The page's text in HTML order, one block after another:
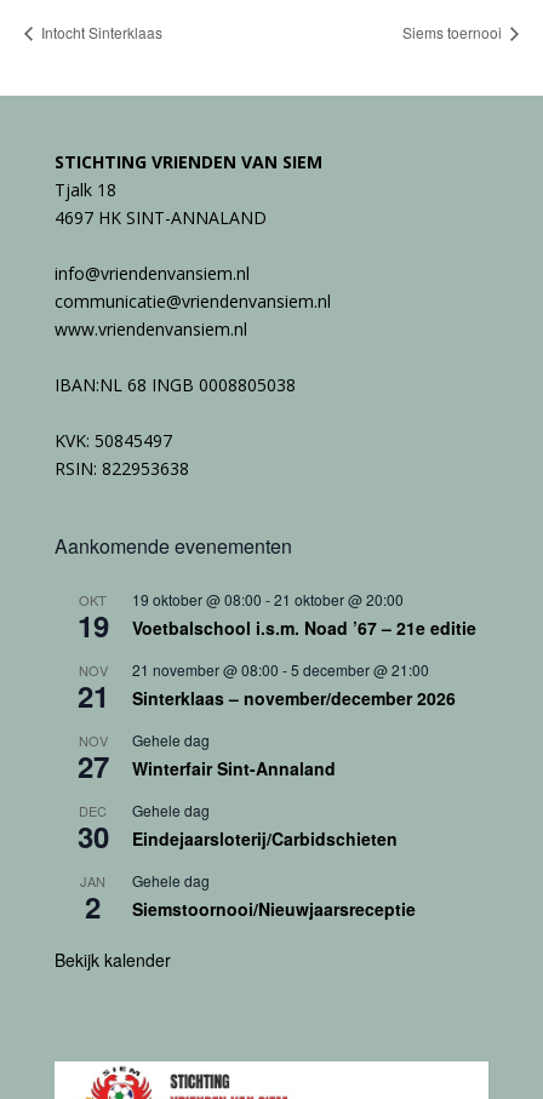
Intocht Sinterklaas Siems toernooi
STICHTING VRIENDEN VAN SIEM
Tjalk 18
4697 HK SINT-ANNALAND
info@vriendenvansiem.nl
communicatie@vriendenvansiem.nl
www.vriendenvansiem.nl
IBAN:NL 68 INGB 0008805038
KVK: 50845497
RSIN: 822953638
Aankomende evenementen
OKT
19
19 oktober @ 08:00 -21 oktober @ 20:00
Voetbalschool i.s.m. Noad ’67 – 21e editie
NOV
21
21 november @ 08:00 -5 december @ 21:00
Sinterklaas – november/december 2026
NOV
27
Gehele dag
Winterfair Sint-Annaland
DEC
30
Gehele dag
Eindejaarsloterij/Carbidschieten
JAN
2
Gehele dag
Siemstoornooi/Nieuwjaarsreceptie
Bekijk kalender